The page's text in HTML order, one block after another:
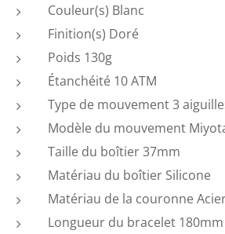
Couleur(s) Blanc
Finition(s) Doré
Poids 130g
Étanchéité 10 ATM
Type de mouvement3
Modèle du mouvement
Taille du boîtier37mm
Matériau du boîtier Silicone
Matériau de la couronne
Longueur du bracelet 180mm